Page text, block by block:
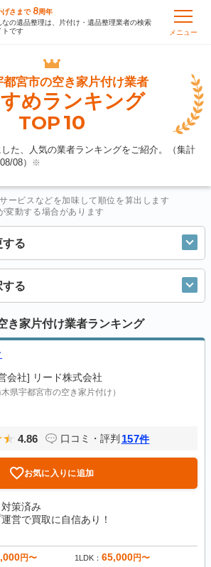
げさまで 8周年
なの遺品整理は、片付け・遺品整理業者の検索
トです
メニュー
都宮市の空き家片付け業者
めランキング
TOP10
た、人気の業者ランキングをご紹介。（集計
08） ※
ービスなどを加味して順位を算出します
変動する場合があります
する
する
き家片付け業者ランキング
会社] リード株式会社
木県宇都宮市の空き家片付け）
4.86 口コミ・評判 157件
お気に入りに追加
策済み
営で買取に自信あり！
円〜 1LDK 65,000円〜